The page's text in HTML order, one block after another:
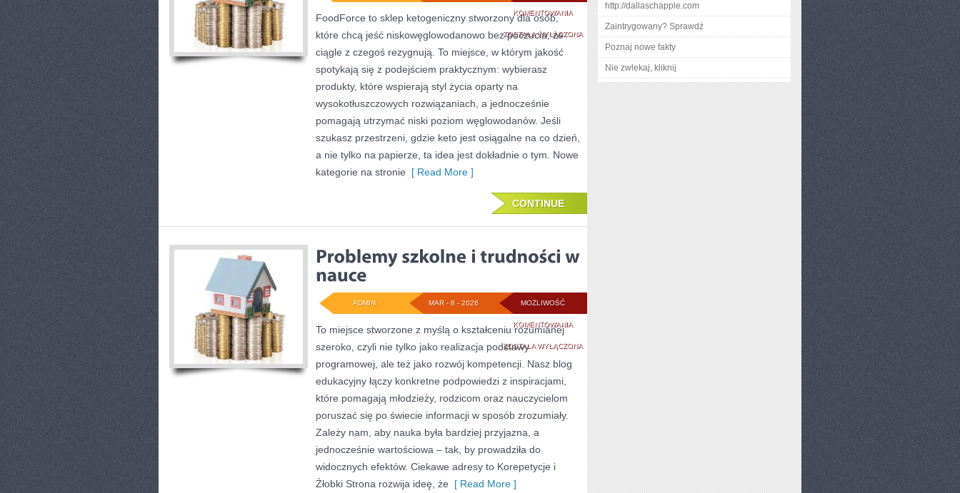
KOMENTOWANIAKETO
DLA
CUKRZYKÓW
INSULINOOPORNOŚĆ
ZOSTAŁA WYŁĄCZONA
FoodForce to sklep ketogeniczny stworzony dla osób,
które chcą jeść niskowęglowodanowo bez poczucia, że
ciągle z czegoś rezygnują. To miejsce, w którym jakość
spotykają się z podejściem praktycznym: wybierasz
produkty, które wspierają styl życia oparty na
wysokotłuszczowych rozwiązaniach, a jednocześnie
pomagają utrzymać niski poziom węglowodanów. Jeśli
szukasz przestrzeni, gdzie keto jest osiągalne na co dzień,
a nie tylko na papierze, ta idea jest dokładnie o tym. Nowe
kategorie na stronie [ Read More ]
CONTINUE
MOŻLIWOŚĆ
KOMENTOWANIAPROBLEMY
SZKOLNE
TRUDNOŚCI
NAUCE
ZOSTAŁA WYŁĄCZONA
MAR - 8 - 2026
ADMIN
To miejsce stworzone z myślą o kształceniu rozumianej
szeroko, czyli nie tylko jako realizacja podstawy
programowej, ale też jako rozwój kompetencji. Nasz blog
edukacyjny łączy konkretne podpowiedzi z inspiracjami,
które pomagają młodzieży, rodzicom oraz nauczycielom
poruszać się po świecie informacji w sposób zrozumiały.
Zależy nam, aby nauka była bardziej przyjazna, a
jednocześnie wartościowa – tak, by prowadziła do
widocznych efektów. Ciekawe adresy to Korepetycje i
Źłobki Strona rozwija ideę, że [ Read More ]
http://dallaschapple.com
Zaintrygowany? Sprawdź
Poznaj nowe fakty
Nie zwlekaj, kliknij